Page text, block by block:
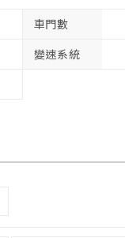
車門數
變速系統